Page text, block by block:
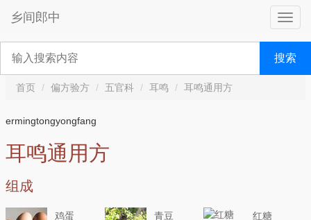
乡间郎中
搜索
首页 偏方验方 五官科 耳鸣 耳鸣通用方
ermingtongyongfang
耳鸣通用方
组成
鸡蛋 青豆 红糖